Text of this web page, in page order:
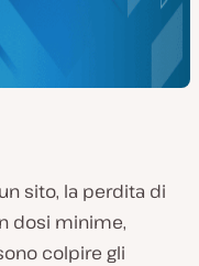
sito, la perdita di
dosi minime,
colpire gli